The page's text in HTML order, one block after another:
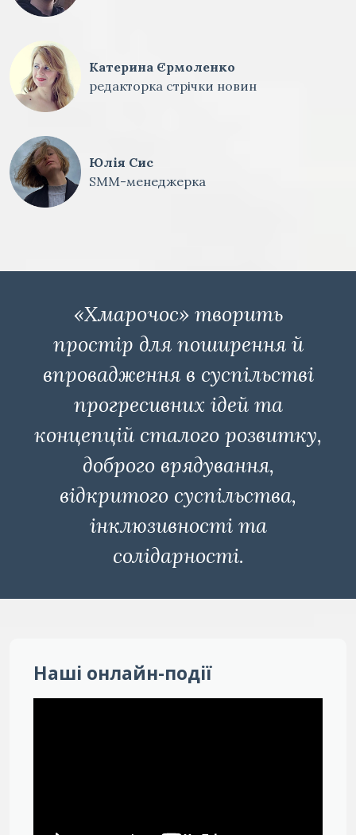
Катерина Єрмоленко
редакторка стрічки новин
Юлія Сис
SMM-менеджерка
«Хмарочос» творить
простір для поширення й
впровадження в суспільстві
прогресивних ідей та
концепцій сталого розвитку,
доброго врядування,
відкритого суспільства,
інклюзивності та
солідарності.
Наші онлайн-події